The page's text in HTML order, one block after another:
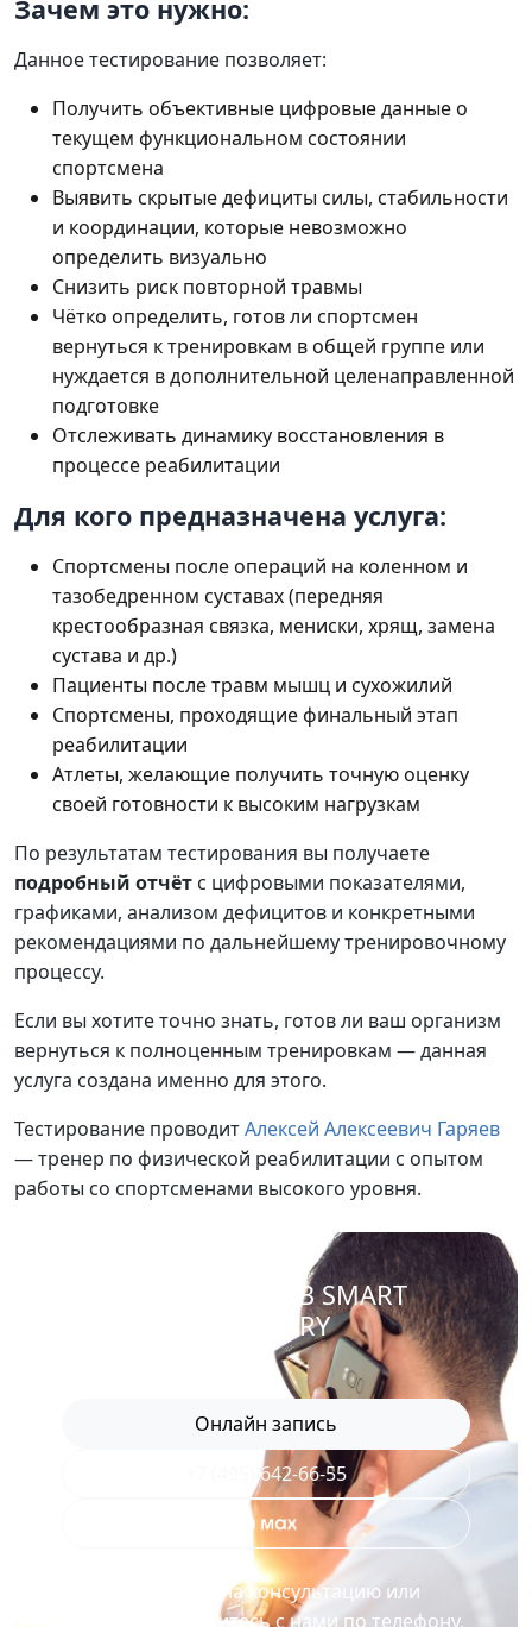
Зачем это нужно:
Данное тестирование позволяет:
Получить объективные цифровые данные о
текущем функциональном состоянии
спортсмена
Выявить скрытые дефициты силы, стабильности
и координации, которые невозможно
определить визуально
Снизить риск повторной травмы
Чётко определить, готов ли спортсмен
вернуться к тренировкам в общей группе или
нуждается в дополнительной целенаправленной
подготовке
Отслеживать динамику восстановления в
процессе реабилитации
Для кого предназначена услуга:
Спортсмены после операций на коленном и
тазобедренном суставах (передняя
крестообразная связка, мениски, хрящ, замена
сустава и др.)
Пациенты после травм мышц и сухожилий
Спортсмены, проходящие финальный этап
реабилитации
Атлеты, желающие получить точную оценку
своей готовности к высоким нагрузкам
По результатам тестирования вы получаете
подробный отчёт с цифровыми показателями,
графиками, анализом дефицитов и конкретными
рекомендациями по дальнейшему тренировочному
процессу.
Если вы хотите точно знать, готов ли ваш организм
вернуться к полноценным тренировкам — данная
услуга создана именно для этого.
Тестирование проводитАлексей Алексеевич Гаряев
— тренер по физической реабилитации с опытом
работы со спортсменами высокого уровня.
ЗАПИСАТЬСЯ В SMART
RECOVERY
Онлайн запись
+7 (495) 642-66-55
Для записи на консультацию или
процедуру свяжитесь с нами по телефону,